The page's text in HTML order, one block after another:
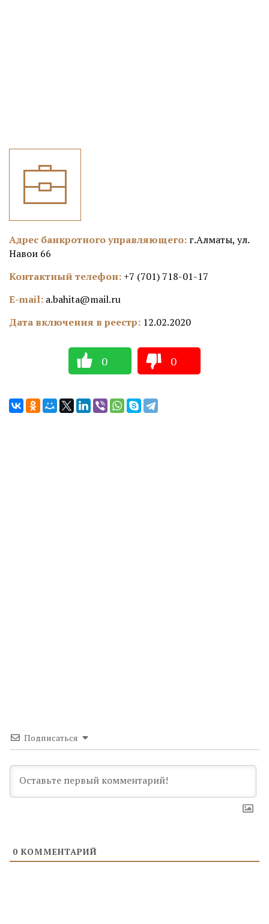
Адрес банкротного управляющего: г.Алматы, ул.
Навои 66
Контактный телефон: +7 (701) 718-01-17
E-mail: a.bahita@mail.ru
Дата включения в реестр: 12.02.2020
0 0
Подписаться
0 КОММЕНТАРИЙ